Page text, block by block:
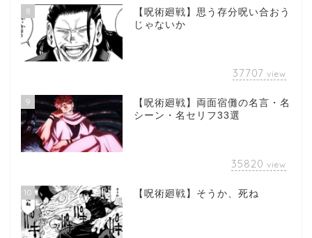
8
【呪術廻戦】思う存分呪い合おう
じゃないか
37707 view
9
【呪術廻戦】両面宿儺の名言・名
シーン・名セリフ33選
35820 view
10 【呪術廻戦】そうか、死ね